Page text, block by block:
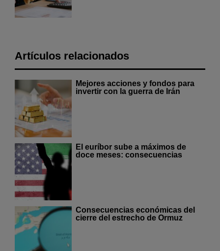
Artículos relacionados
Mejores acciones y fondos para
invertir con la guerra de Irán
El euríbor sube a máximos de
doce meses: consecuencias
Consecuencias económicas del
cierre del estrecho de Ormuz